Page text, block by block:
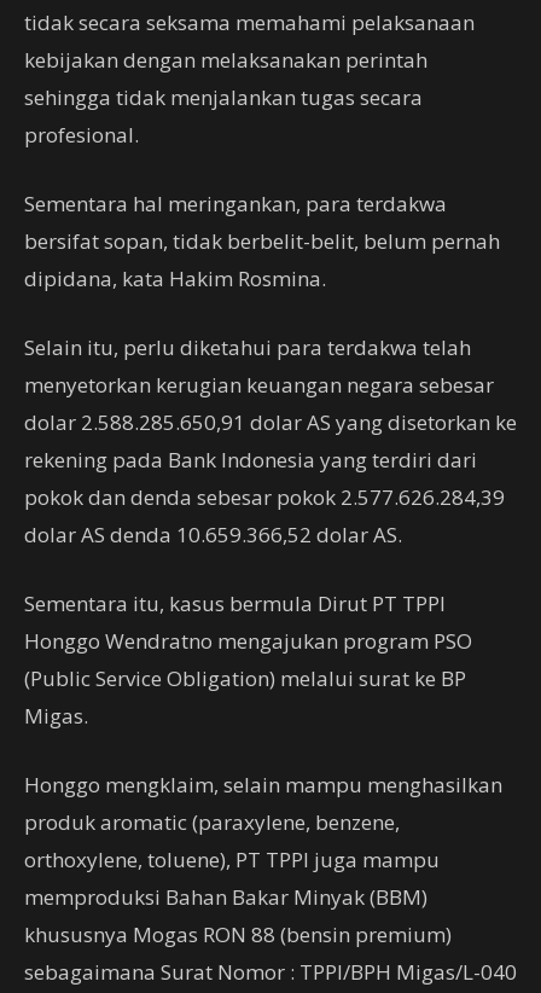
tidak secara seksama memahami pelaksanaan
kebijakan dengan melaksanakan perintah
sehingga tidak menjalankan tugas secara
profesional.
Sementara hal meringankan, para terdakwa
bersifat sopan, tidak berbelit-belit, belum pernah
dipidana, kata Hakim Rosmina.
Selain itu, perlu diketahui para terdakwa telah
menyetorkan kerugian keuangan negara sebesar
dolar 2.588.285.650,91 dolar AS yang disetorkan ke
rekening pada Bank Indonesia yang terdiri dari
pokok dan denda sebesar pokok 2.577.626.284,39
dolar AS denda 10.659.366,52 dolar AS.
Sementara itu, kasus bermula Dirut PT TPPI
Honggo Wendratno mengajukan program PSO
(Public Service Obligation) melalui surat ke BP
Migas.
Honggo mengklaim, selain mampu menghasilkan
produk aromatic (paraxylene, benzene,
orthoxylene, toluene), PT TPPI juga mampu
memproduksi Bahan Bakar Minyak (BBM)
khususnya Mogas RON 88 (bensin premium)
sebagaimana Surat Nomor : TPPI/BPH Migas/L-040